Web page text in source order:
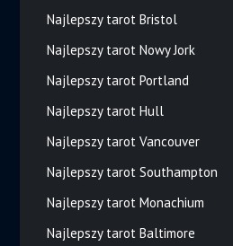
Najlepszy tarot Bristol
Najlepszy tarot Nowy Jork
Najlepszy tarot Portland
Najlepszy tarot Hull
Najlepszy tarot Vancouver
Najlepszy tarot Southampton
Najlepszy tarot Monachium
Najlepszy tarot Baltimore